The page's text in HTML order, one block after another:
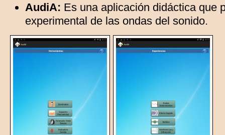
AudiA: Es una aplicación didáctica que
experimental de las ondas del sonido.